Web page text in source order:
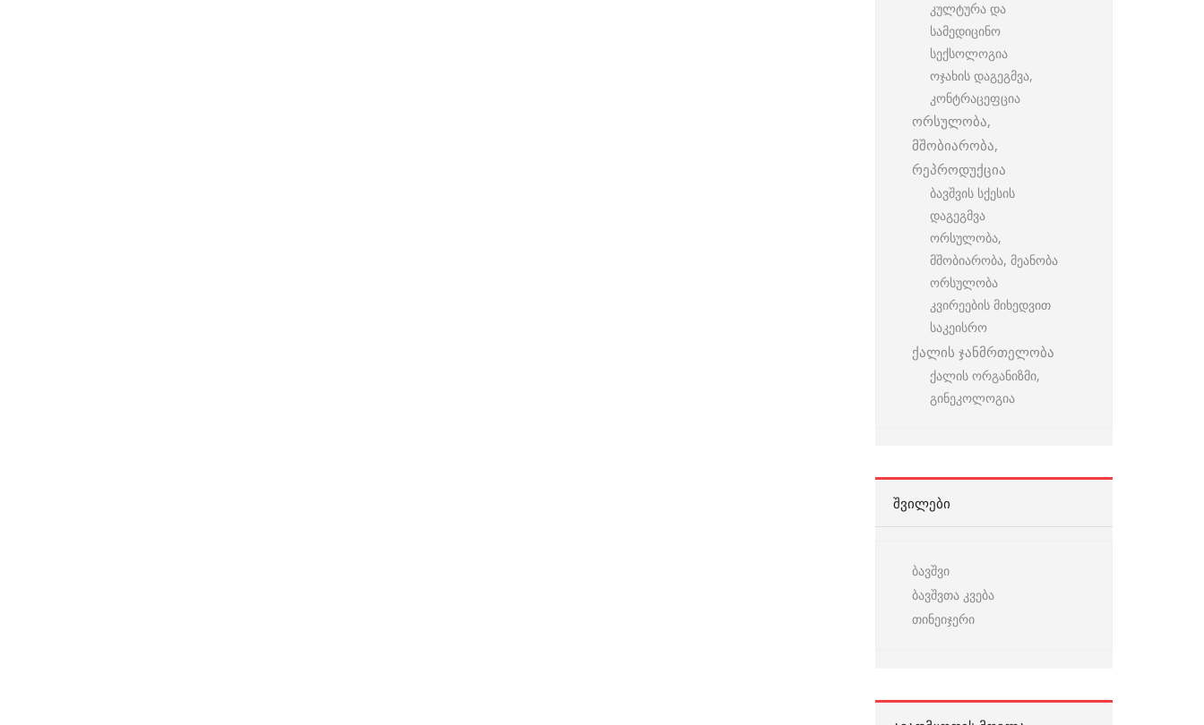
კულტურა და
სამედიცინო
სექსოლოგია
ოჯახის დაგეგმვა,
კონტრაცეფცია
ორსულობა,
მშობიარობა,
რეპროდუქცია
ბავშვის სქესის
დაგეგმვა
ორსულობა,
მშობიარობა, მეანობა
ორსულობა
კვირეების მიხედვით
საკეისრო
ქალის ჯანმრთელობა
ქალის ორგანიზმი,
გინეკოლოგია
ᲨᲕᲘᲚᲔᲑᲘ
ბავშვი
ბავშვთა კვება
თინეიჯერი